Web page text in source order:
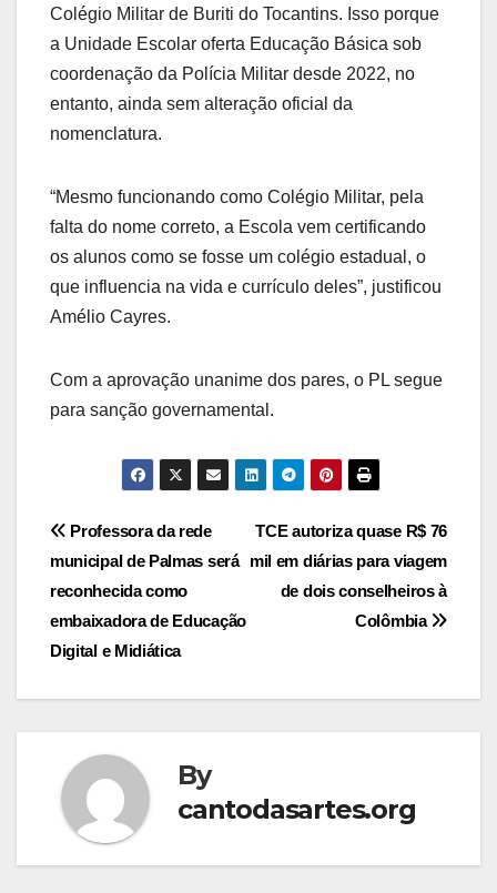
Colégio Militar de Buriti do Tocantins. Isso porque
a Unidade Escolar oferta Educação Básica sob
coordenação da Polícia Militar desde 2022, no
entanto, ainda sem alteração oficial da
nomenclatura.
“Mesmo funcionando como Colégio Militar, pela
falta do nome correto, a Escola vem certificando
os alunos como se fosse um colégio estadual, o
que influencia na vida e currículo deles”, justificou
Amélio Cayres.
Com a aprovação unanime dos pares, o PL segue
para sanção governamental.
Post
navigation
TCE autoriza quase R$ 76
mil em diárias para viagem
de dois conselheiros à
Colômbia
Professora da rede
municipal de Palmas será
reconhecida como
embaixadora de Educação
Digital e Midiática
By
cantodasartes.org